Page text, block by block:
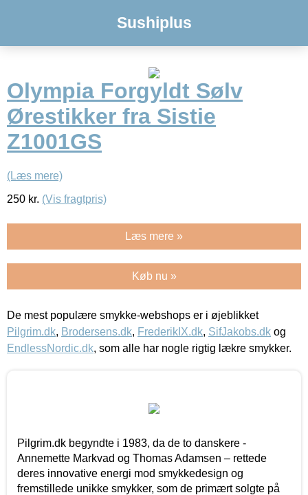
Sushiplus
Olympia Forgyldt Sølv
Ørestikker fra Sistie
Z1001GS
(Læs mere)
250 kr. (Vis fragtpris)
Læs mere »
Køb nu »
De mest populære smykke-webshops er i øjeblikket
Pilgrim.dk, Brodersens.dk, FrederikIX.dk, SifJakobs.dk og
EndlessNordic.dk, som alle har nogle rigtig lækre smykker.
Pilgrim.dk begyndte i 1983, da de to danskere -
Annemette Markvad og Thomas Adamsen – rettede
deres innovative energi mod smykkedesign og
fremstillede unikke smykker, som de primært solgte på